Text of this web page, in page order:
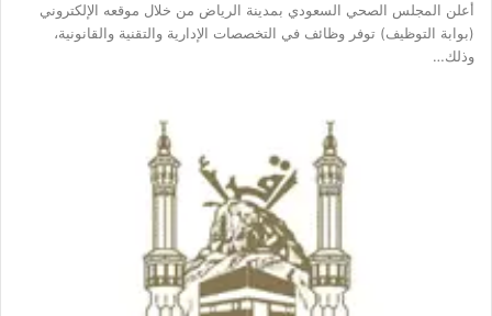
أعلن المجلس الصحي السعودي بمدينة الرياض من خلال موقعه الإلكتروني
(بوابة التوظيف) توفر وظائف في التخصصات الإدارية والتقنية والقانونية،
وذلك…